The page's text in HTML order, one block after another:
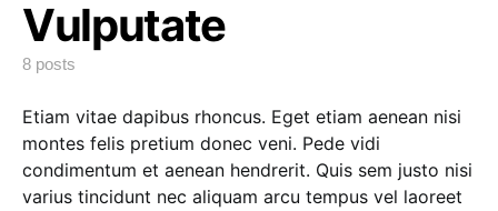
Vulputate
8 posts
Etiam vitae dapibus rhoncus. Eget etiam aenean nisi
montes felis pretium donec veni. Pede vidi
condimentum et aenean hendrerit. Quis sem justo nisi
varius tincidunt nec aliquam arcu tempus vel laoreet